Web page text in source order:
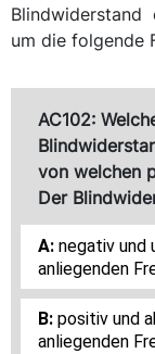
um die folgende
AC102:
von welchen
Der
negativ und unabhängig von der Kapazität und der
anliegenden
positiv und abhängig von der Kapazität und der
anliegenden